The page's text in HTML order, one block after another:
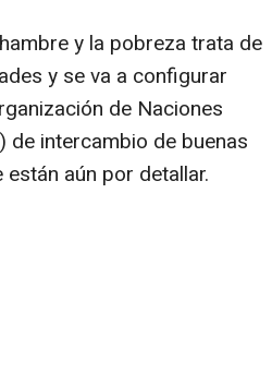
y la pobreza trata de
y se va a configurar
de Naciones
de intercambio de buenas
aún por detallar.